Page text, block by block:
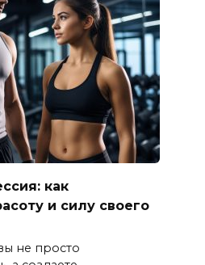
как
и силу своего
не просто